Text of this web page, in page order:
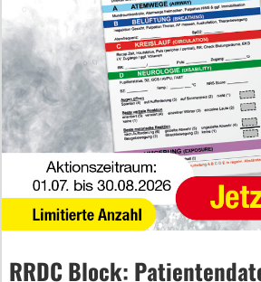
RRDC Block: